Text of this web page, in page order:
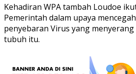
Kehadiran WPA tambah Loudoe
Pemerintah dalam upaya
penyebaran Virus yang
tubuh itu.